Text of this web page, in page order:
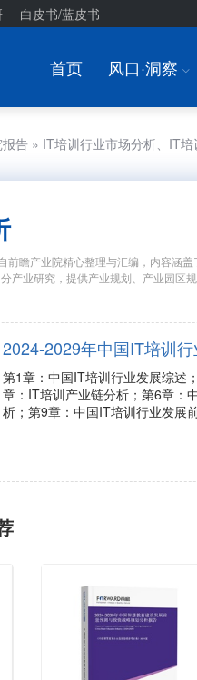
白皮书/蓝皮书
首页 风口·洞察 I
告 » IT培训行业市场分析、IT
前瞻产业院精心整理与汇编，内容涵
产业研究，提供产业规划、产业园区
2024-2029年中国IT培训
第1章：中国IT培训行业发展综述
章：IT培训产业链分析；第6章：
析；第9章：中国IT培训行业发展